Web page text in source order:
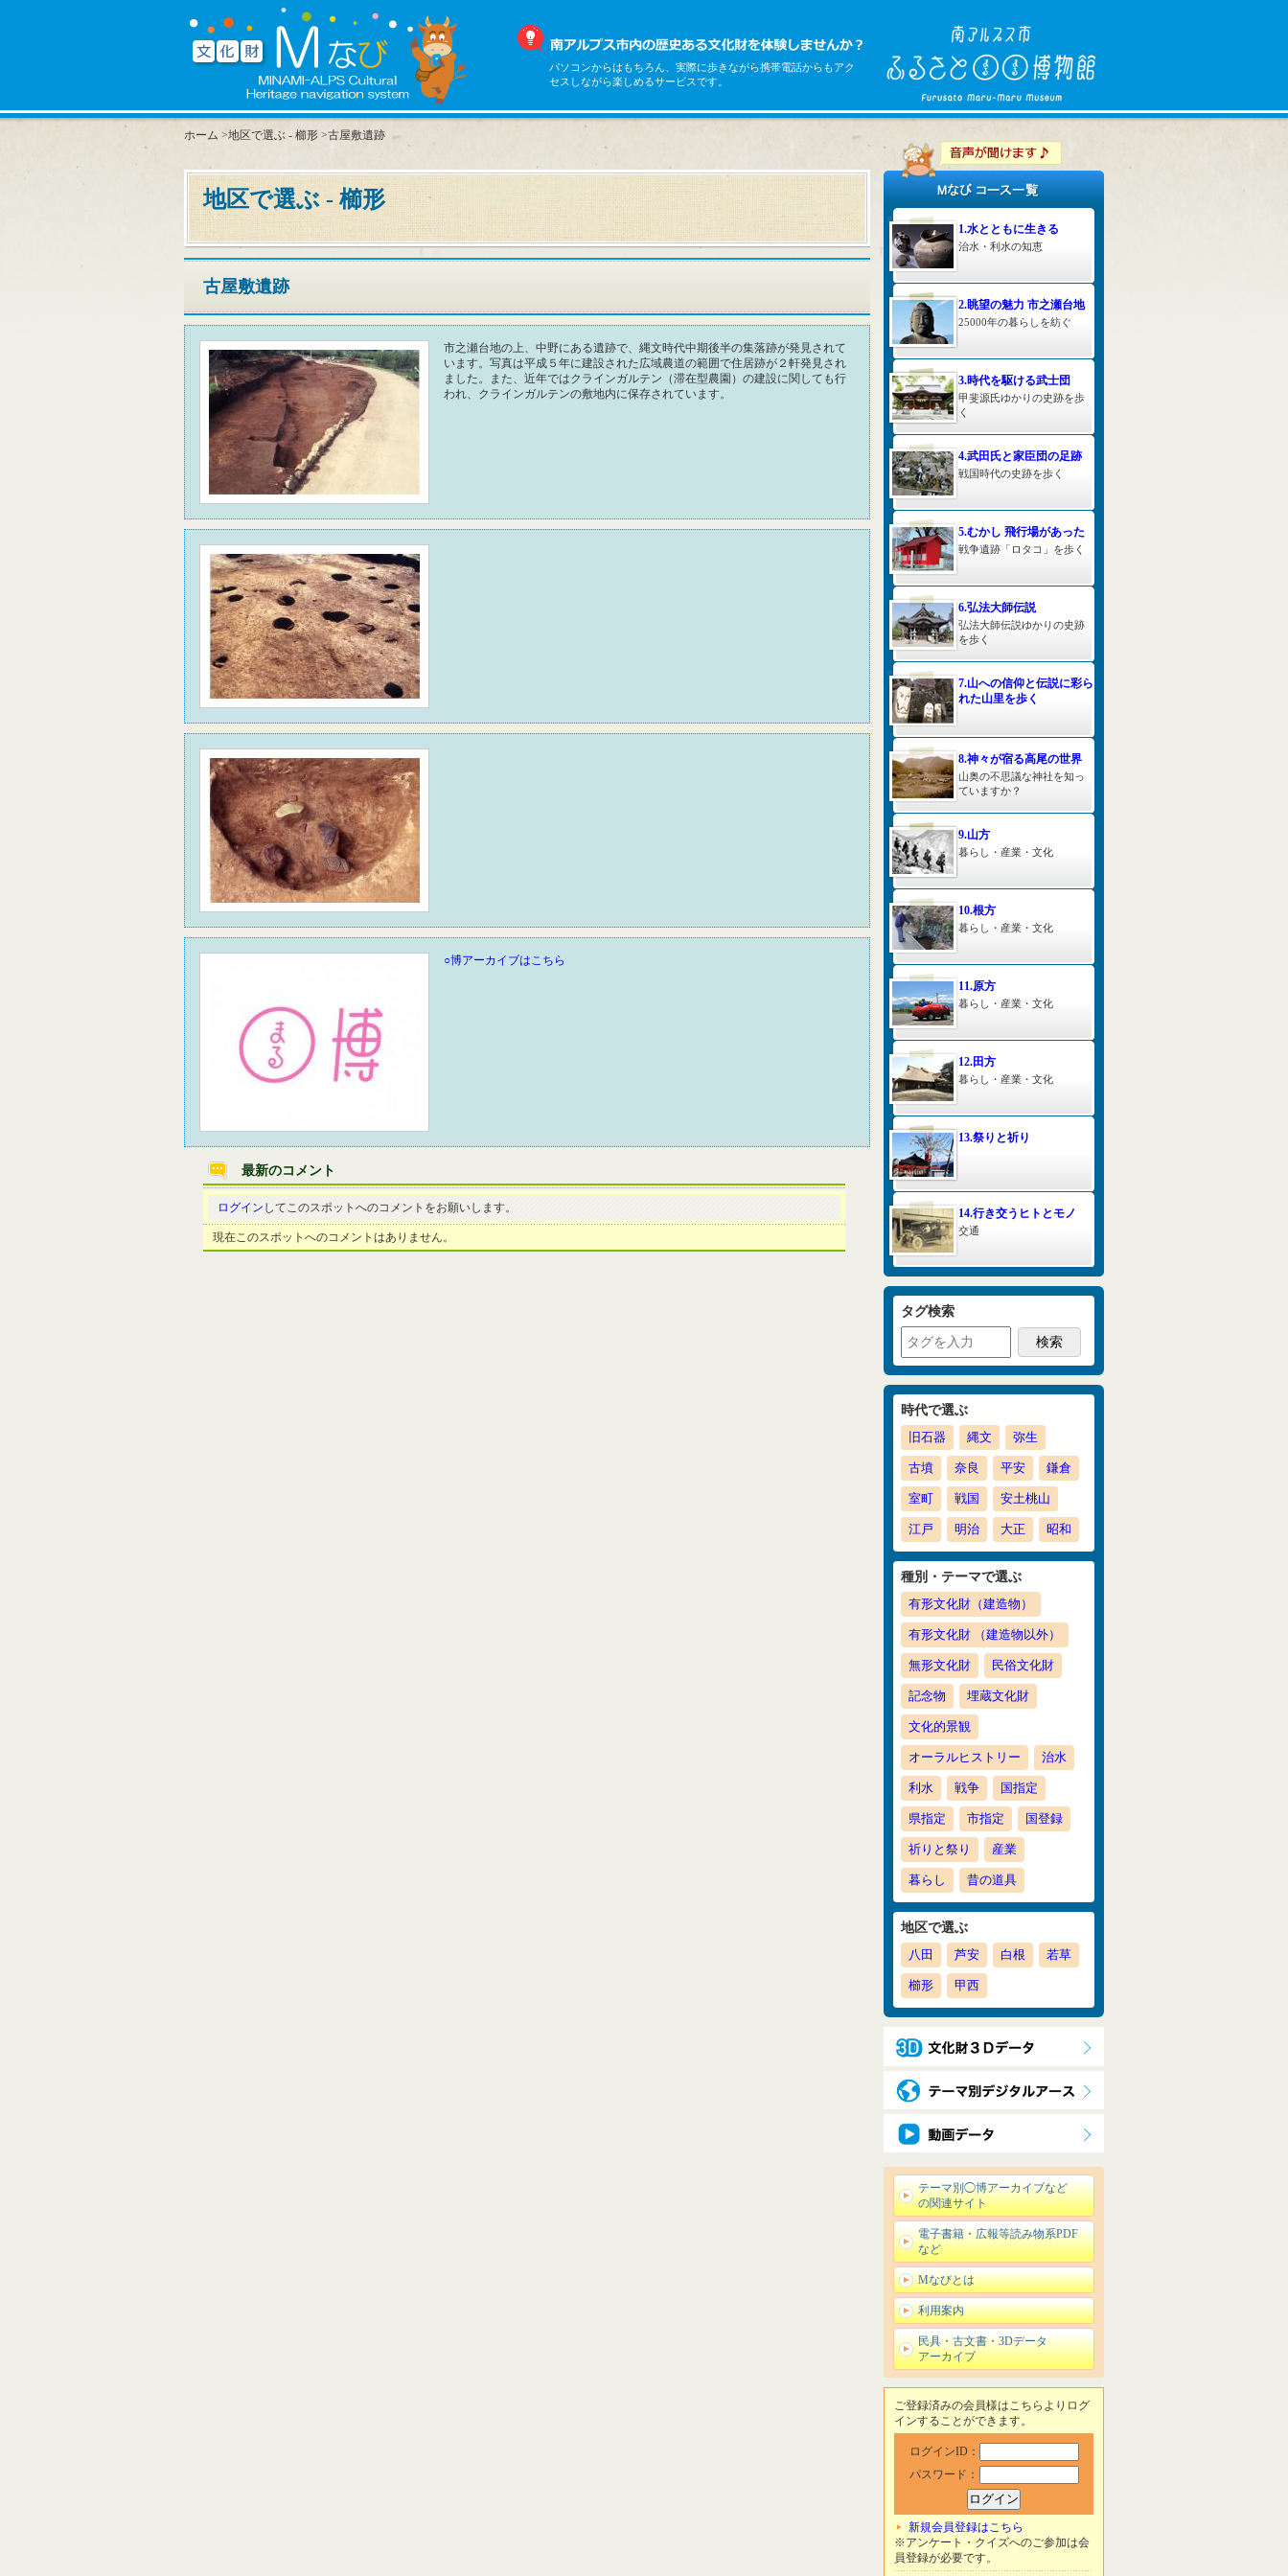
パソコンからはもちろん、実際に歩きながら携帯電話からもアク
セスしながら楽しめるサービスです。
1.水とともに生きる
治水・利水の知恵
2.眺望の魅力 市之瀬台地
25000年の暮らしを紡ぐ
3.時代を駆ける武士団
甲斐源氏ゆかりの史跡を歩
く
4.武田氏と家臣団の足跡
戦国時代の史跡を歩く
5.むかし 飛行場があった
戦争遺跡「ロタコ」を歩く
6.弘法大師伝説
弘法大師伝説ゆかりの史跡
を歩く
7.山への信仰と伝説に彩ら
れた山里を歩く
8.神々が宿る高尾の世界
山奥の不思議な神社を知っ
ていますか？
9.山方
暮らし・産業・文化
10.根方
暮らし・産業・文化
11.原方
暮らし・産業・文化
12.田方
暮らし・産業・文化
13.祭りと祈り
14.行き交うヒトとモノ
交通
タグ検索
時代で選ぶ
旧石器 縄文 弥生
古墳 奈良 平安 鎌倉
室町 戦国 安土桃山
江戸 明治 大正 昭和
種別・テーマで選ぶ
有形文化財（建造物）
有形文化財 （建造物以外）
無形文化財 民俗文化財
記念物 埋蔵文化財
文化的景観
オーラルヒストリー 治水
利水 戦争 国指定
県指定 市指定 国登録
祈りと祭り 産業
暮らし 昔の道具
地区で選ぶ
八田 芦安 白根 若草
櫛形 甲西
テーマ別◯博アーカイブなど
の関連サイト
電子書籍・広報等読み物系PDF
など
Mなびとは
利用案内
民具・古文書・3Dデータ
アーカイブ
ご登録済みの会員様はこちらよりログ
インすることができます。
ログインID：
パスワード：
新規会員登録はこちら
※アンケート・クイズへのご参加は会
員登録が必要です。
ホーム >地区で選ぶ - 櫛形 >古屋敷遺跡
地区で選ぶ - 櫛形
古屋敷遺跡
市之瀬台地の上、中野にある遺跡で、縄文時代中期後半の集落跡が発見されて
います。写真は平成５年に建設された広域農道の範囲で住居跡が２軒発見され
ました。また、近年ではクラインガルテン（滞在型農園）の建設に関しても行
われ、クラインガルテンの敷地内に保存されています。
○博アーカイブはこちら
最新のコメント
ログイン してこのスポットへのコメントをお願いします。
現在このスポットへのコメントはありません。